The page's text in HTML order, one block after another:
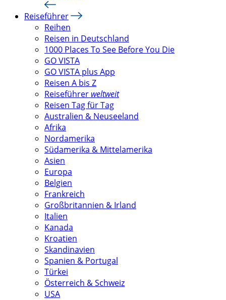
Reiseführer
Reihen
Reisen in Deutschland
1000 Places To See Before You Die
GO VISTA
GO VISTA plus App
Reisen A bis Z
Reiseführer weltweit
Reisen Tag für Tag
Australien & Neuseeland
Afrika
Nordamerika
Südamerika & Mittelamerika
Asien
Europa
Belgien
Frankreich
Großbritannien & Irland
Italien
Kanada
Kroatien
Skandinavien
Spanien & Portugal
Türkei
Österreich & Schweiz
USA